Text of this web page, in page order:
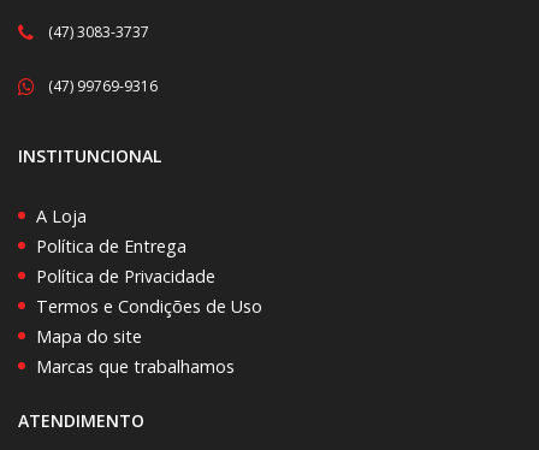
(47) 3083-3737
(47) 99769-9316
INSTITUNCIONAL
A Loja
Política de Entrega
Política de Privacidade
Termos e Condições de Uso
Mapa do site
Marcas que trabalhamos
ATENDIMENTO